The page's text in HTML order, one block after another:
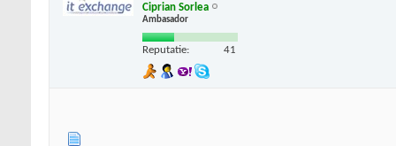
Ciprian Sorlea
Ambasador
Reputatie: 41